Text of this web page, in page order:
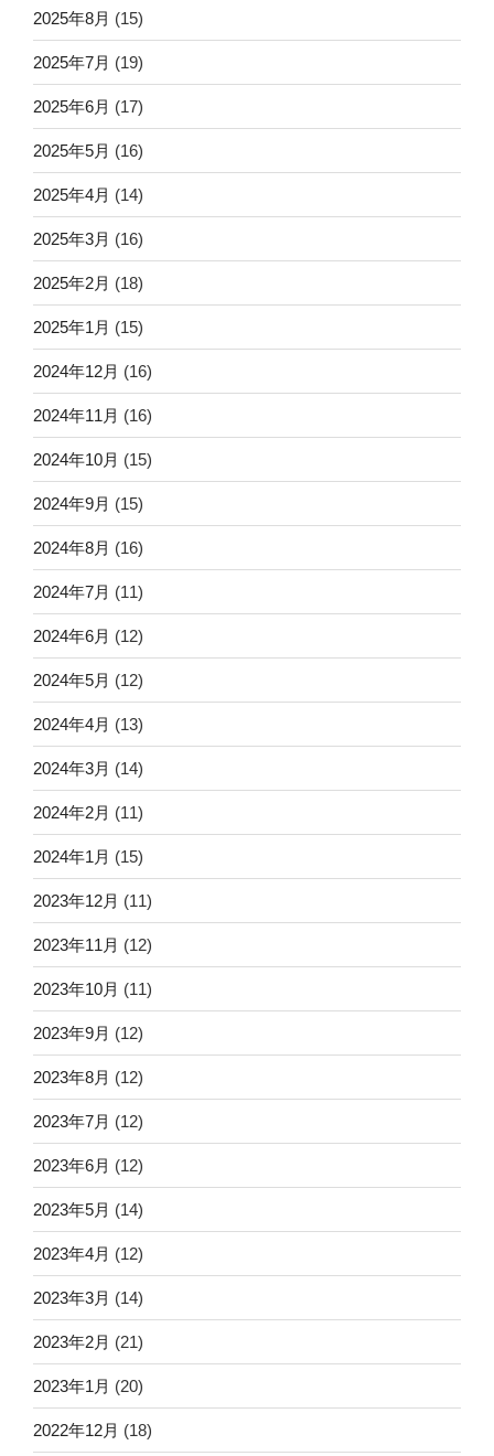
2025年8月 (15)
2025年7月 (19)
2025年6月 (17)
2025年5月 (16)
2025年4月 (14)
2025年3月 (16)
2025年2月 (18)
2025年1月 (15)
2024年12月 (16)
2024年11月 (16)
2024年10月 (15)
2024年9月 (15)
2024年8月 (16)
2024年7月 (11)
2024年6月 (12)
2024年5月 (12)
2024年4月 (13)
2024年3月 (14)
2024年2月 (11)
2024年1月 (15)
2023年12月 (11)
2023年11月 (12)
2023年10月 (11)
2023年9月 (12)
2023年8月 (12)
2023年7月 (12)
2023年6月 (12)
2023年5月 (14)
2023年4月 (12)
2023年3月 (14)
2023年2月 (21)
2023年1月 (20)
2022年12月 (18)